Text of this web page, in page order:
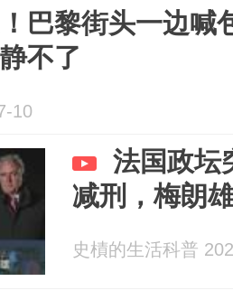
巴黎街头一边喊
不了
10
法国政坛
减刑，梅朗
史樍的生活科普